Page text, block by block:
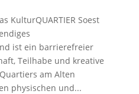
KulturQUARTIER Soest
ist ein barrierefreier
Teilhabe und kreative
am Alten
physischen und...